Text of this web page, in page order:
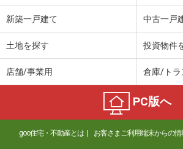
新築一戸建て 中古一戸
土地を探す 投資物件
店舗/事業用 倉庫/トラ
PC版へ
goo住宅・不動産とは お客さまご利用端末からの